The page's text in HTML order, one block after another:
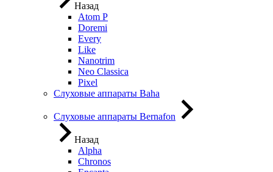
Назад
Atom P
Doremi
Every
Like
Nanotrim
Neo Classica
Pixel
Слуховые аппараты Baha
Слуховые аппараты Bernafon
Назад
Alpha
Chronos